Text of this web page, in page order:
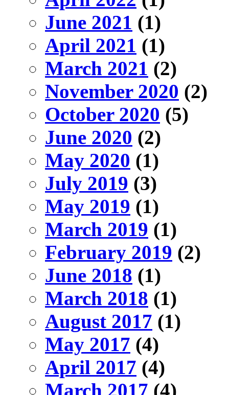
June 2021 (1)
April 2021 (1)
March 2021 (2)
November 2020 (2)
October 2020 (5)
June 2020 (2)
May 2020 (1)
July 2019 (3)
May 2019 (1)
March 2019 (1)
February 2019 (2)
June 2018 (1)
March 2018 (1)
August 2017 (1)
May 2017 (4)
April 2017 (4)
March 2017 (4)